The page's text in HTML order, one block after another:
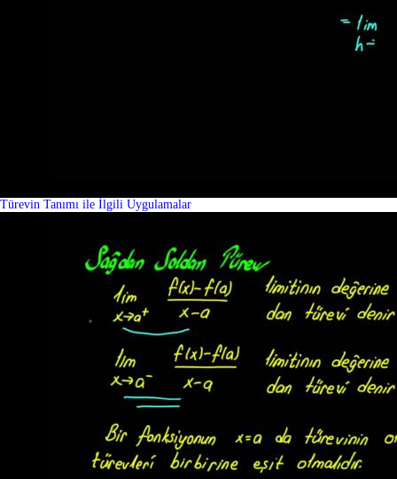
Türevin Tanımı ile İlgili Uygulamalar